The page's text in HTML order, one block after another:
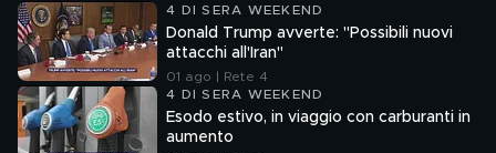
4 DI SERA WEEKEND
Donald Trump avverte: "Possibili nuovi
attacchi all'Iran"
01 ago | Rete 4
4 DI SERA WEEKEND
Esodo estivo, in viaggio con carburanti in
aumento